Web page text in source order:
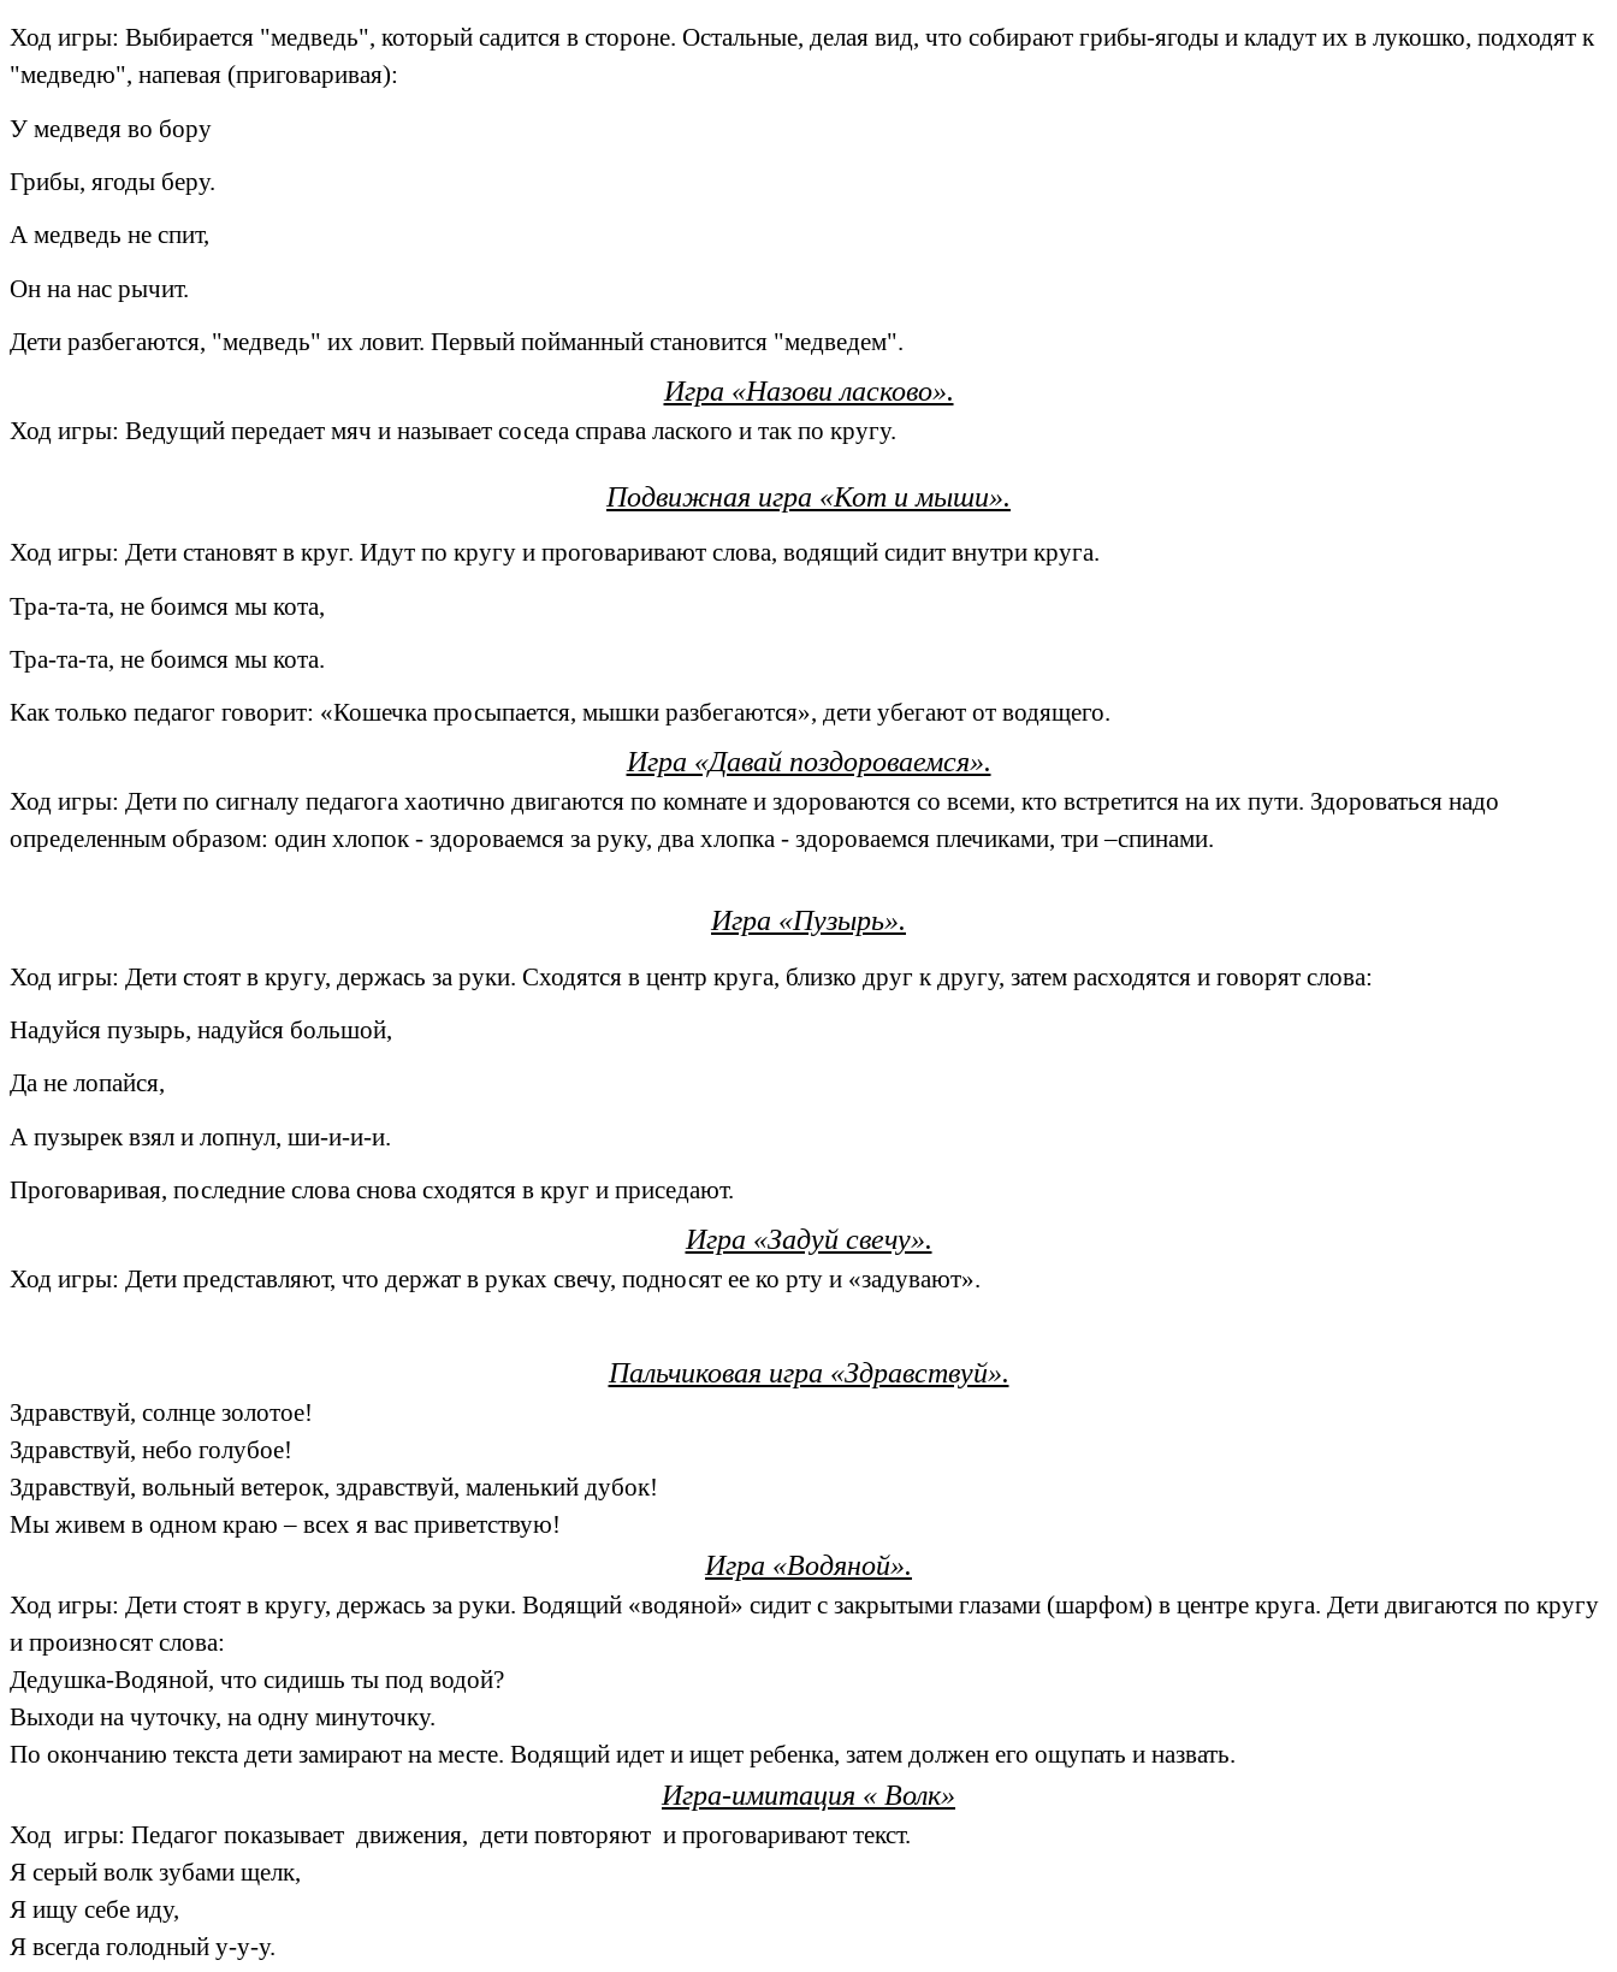
Ход игры: Выбирается "медведь", который садится в стороне. Остальные, делая вид, что собирают грибы-ягоды и кладут их в лукошко, подходят к
"медведю", напевая (приговаривая):
У медведя во бору
Грибы, ягоды беру.
А медведь не спит,
Он на нас рычит.
Дети разбегаются, "медведь" их ловит. Первый пойманный становится "медведем".
Игра «Назови ласково».
Ход игры: Ведущий передает мяч и называет соседа справа лаского и так по кругу.
Подвижная игра «Кот и мыши».
Ход игры: Дети становят в круг. Идут по кругу и проговаривают слова, водящий сидит внутри круга.
Тра-та-та, не боимся мы кота,
Тра-та-та, не боимся мы кота.
Как только педагог говорит: «Кошечка просыпается, мышки разбегаются», дети убегают от водящего.
Игра «Давай поздороваемся».
Ход игры: Дети по сигналу педагога хаотично двигаются по комнате и здороваются со всеми, кто встретится на их пути. Здороваться надо
определенным образом: один хлопок - здороваемся за руку, два хлопка - здороваемся плечиками, три –спинами.
Игра «Пузырь».
Ход игры: Дети стоят в кругу, держась за руки. Сходятся в центр круга, близко друг к другу, затем расходятся и говорят слова:
Надуйся пузырь, надуйся большой,
Да не лопайся,
А пузырек взял и лопнул, ши-и-и-и.
Проговаривая, последние слова снова сходятся в круг и приседают.
Игра «Задуй свечу».
Ход игры: Дети представляют, что держат в руках свечу, подносят ее ко рту и «задувают».
Пальчиковая игра «Здравствуй».
Здравствуй, солнце золотое!
Здравствуй, небо голубое!
Здравствуй, вольный ветерок, здравствуй, маленький дубок!
Мы живем в одном краю – всех я вас приветствую!
Игра «Водяной».
Ход игры: Дети стоят в кругу, держась за руки. Водящий «водяной» сидит с закрытыми глазами (шарфом) в центре круга. Дети двигаются по кругу
и произносят слова:
Дедушка-Водяной, что сидишь ты под водой?
Выходи на чуточку, на одну минуточку.
По окончанию текста дети замирают на месте. Водящий идет и ищет ребенка, затем должен его ощупать и назвать.
Игра-имитация « Волк»
Ход игры: Педагог показывает движения, дети повторяют и проговаривают текст.
Я серый волк зубами щелк,
Я ищу себе иду,
Я всегда голодный у-у-у.